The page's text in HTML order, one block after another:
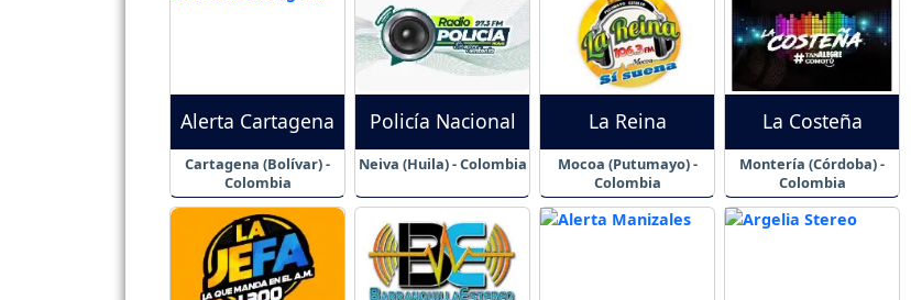
Alerta Cartagena
Cartagena (Bolívar) -
Colombia
Policía Nacional
Neiva (Huila) - Colombia
La Reina
Mocoa (Putumayo) -
Colombia
La Costeña
Montería (Córdoba) -
Colombia